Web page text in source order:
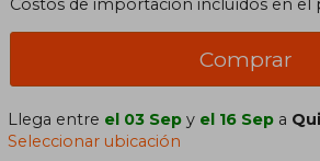
Costos de importación incluídos en el
Comprar
Llega entre el 03 Sep y el 16 Sep a
Seleccionar ubicación